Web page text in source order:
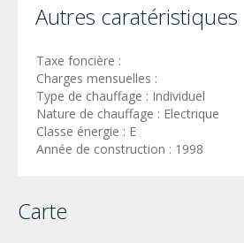
Autres caratéristiques
Taxe foncière :
Charges mensuelles :
Type de chauffage : Individuel
Nature de chauffage : Electrique
Classe énergie : E
Année de construction : 1998
Carte